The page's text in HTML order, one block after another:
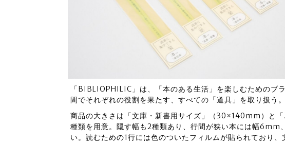
「BIBLIOPHILIC」は、「本のある生活」を楽しむためのブ
間でそれぞれの役割を果たす、すべての「道具」を取り扱う。
商品の大きさは「文庫・新書用サイズ」（30×140mm）と
種類を用意。隠す幅も2種類あり、行間が狭い本には幅
い。読むための1行には色のついたフィルムが貼られており